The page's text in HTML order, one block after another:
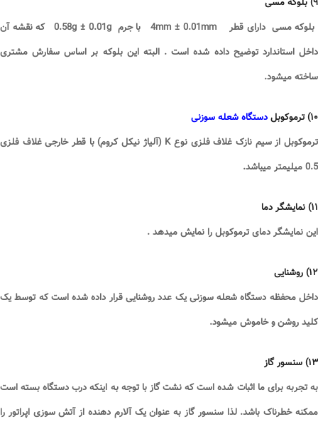
۹) بلوکه مسی
بلوکه مسی دارای قطر 4mm ± 0.01mm با جرم 0.58g ± 0.01g
که نقشه آن
داخل استاندارد توضیح داده شده است . البته این بلوکه بر اساس سفارش مشتری
ساخته میشود.
۱۰)ترموکوبل دستگاه شعله سوزنی
ترموکوبل از سیم نازک غلاف فلزی نوعK (
آلیاژ نیکل کروم) با قطر خارجی غلاف فلزی
0.5 میلیمتر میباشد
.
۱۱) نمایشگر دما
این نمایشگر دمای ترموکوبل را نمایش میدهد .
۱۲) روشنایی
داخل محفظه دستگاه شعله سوزنی یک عدد روشنایی قرار داده شده است که توسط یک
کلید روشن و خاموش میشود.
۱۳) سنسور گاز
به تجربه برای ما اثبات شده است که نشت گاز با توجه به اینکه درب دستگاه بسته است
ممکنه خطرناک باشد. لذا سنسور گاز به عنوان یک آلارم دهنده از آتش سوزی اپراتور را